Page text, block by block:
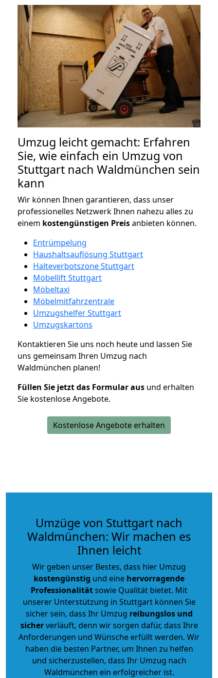
Umzug leicht gemacht: Erfahren
Sie, wie einfach ein Umzug von
Stuttgart nach Waldmünchen sein
kann
Wir können Ihnen garantieren, dass unser
professionelles Netzwerk Ihnen nahezu alles zu
einem kostengünstigen Preisanbieten können.
Entrümpelung
Haushaltsauflösung Stuttgart
Halteverbotszone Stuttgart
Möbellift Stuttgart
Möbeltaxi
Möbelmitfahrzentrale
Umzugshelfer Stuttgart
Umzugskartons
Kontaktieren Sie uns noch heute und lassen Sie
uns gemeinsam Ihren Umzug nach
Waldmünchen planen!
Füllen Sie jetzt das Formular aus und erhalten
Sie kostenlose Angebote.
Kostenlose Angebote erhalten
Umzüge von Stuttgart nach
Waldmünchen: Wir machen es
Ihnen leicht
Wir geben unser Bestes, dass hier Umzug
kostengünstig und eine hervorragende
Professionalitätsowie Qualität bietet. Mit
unserer Unterstützung in Stuttgart können Sie
sicher sein, dass Ihr Umzug reibungslos und
sicherverläuft, denn wir sorgen dafür, dass Ihre
Anforderungen und Wünsche erfüllt werden. Wir
haben die besten Partner, um Ihnen zu helfen
und sicherzustellen, dass Ihr Umzug nach
Waldmünchen ein erfolgreicher ist.